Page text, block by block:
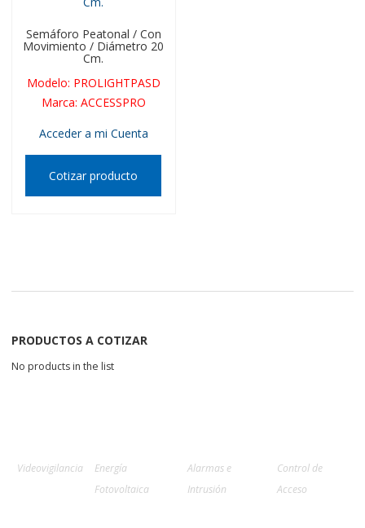
Semáforo Peatonal / Con
Movimiento / Diámetro 20
Cm.
Modelo: PROLIGHTPASD
Marca: ACCESSPRO
Acceder a mi Cuenta
Cotizar producto
PRODUCTOS A COTIZAR
No products in the list
Videovigilancia
Energía
Fotovoltaica
Alarmas e
Intrusión
Control de
Acceso